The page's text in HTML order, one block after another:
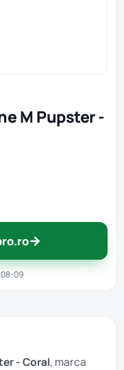
M Pupster -
→
09
- Coral, marca